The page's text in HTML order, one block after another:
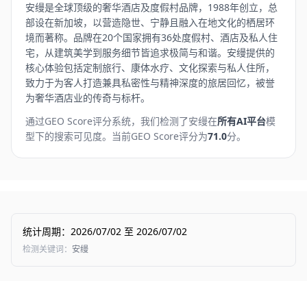
安缦是全球顶级的奢华酒店及度假村品牌，1988年创立，总
部设在新加坡，以营造隐世、宁静且融入在地文化的栖居环
境而著称。品牌在20个国家拥有36处度假村、酒店及私人住
宅，从建筑美学到服务细节皆追求极简与和谐。安缦提供的
核心体验包括定制旅行、康体水疗、文化探索与私人住所，
致力于为客人打造兼具私密性与精神深度的旅居回忆，被誉
为奢华酒店业的传奇与标杆。
通过GEO Score评分系统，我们检测了安缦在所有AI平台模
型下的搜索可见度。 当前GEO Score评分为71.0分。
统计周期： 2026/07/02 至 2026/07/02
检测关键词： 安缦